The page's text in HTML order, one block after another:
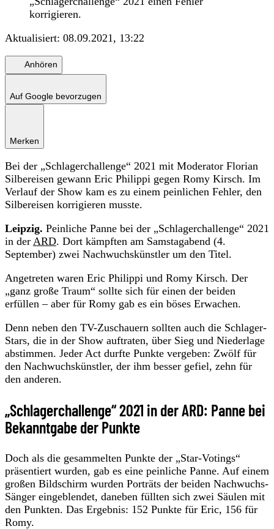
korrigieren.
Aktualisiert: 08.09.2021, 13:22
Anhören
Auf Google bevorzugen
Merken
Bei der „Schlagerchallenge“ 2021 mit Moderator Florian
Silbereisen gewann Eric Philippi gegen Romy Kirsch. Im
Verlauf der Show kam es zu einem peinlichen Fehler, den
Silbereisen korrigieren musste.
Leipzig. Peinliche Panne bei der „Schlagerchallenge“ 2021
in der ARD. Dort kämpften am Samstagabend (4.
September) zwei Nachwuchskünstler um den Titel.
Angetreten waren Eric Philippi und Romy Kirsch. Der
„ganz große Traum“ sollte sich für einen der beiden
erfüllen – aber für Romy gab es ein böses Erwachen.
Denn neben den TV-Zuschauern sollten auch die Schlager-
Stars, die in der Show auftraten, über Sieg und Niederlage
abstimmen. Jeder Act durfte Punkte vergeben: Zwölf für
den Nachwuchskünstler, der ihm besser gefiel, zehn für
den anderen.
„Schlagerchallenge“ 2021 in der ARD: Panne bei
Bekanntgabe der Punkte
Doch als die gesammelten Punkte der „Star-Votings“
präsentiert wurden, gab es eine peinliche Panne. Auf einem
großen Bildschirm wurden Porträts der beiden Nachwuchs-
Sänger eingeblendet, daneben füllten sich zwei Säulen mit
den Punkten. Das Ergebnis: 152 Punkte für Eric, 156 für
Romy.